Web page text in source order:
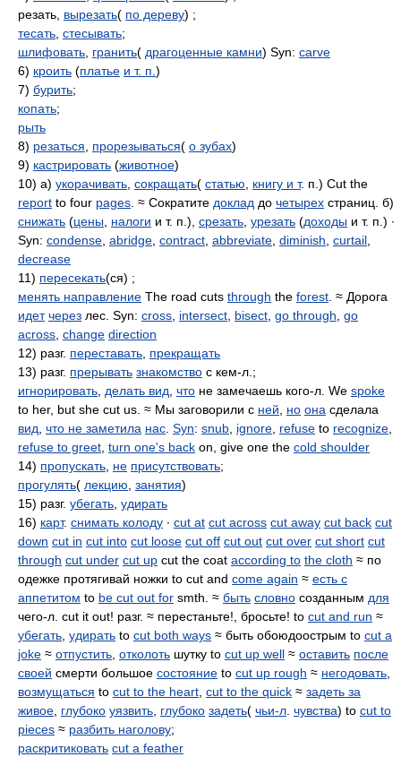
резать, вырезать( по дереву) ;
тесать стесывать;
шлифовать гранить( драгоценные камни) Syn: carve
6) кроить (платье и т. п. )
7) бурить;
копать;
рыть
8) резаться прорезываться( о зубах)
9) кастрировать (животное)
10) а) укорачивать сокращать( статью книгу и т. п.) Cut the
report to four pages . ≈ Сократите доклад до четырех страниц. б)
снижать (цены налоги и т. п.), срезать урезать (доходы и т. п.) ∙
Syn: condense abridge contract abbreviate diminish curtail
decrease
11) пересекать(ся) ;
менять направление The road cuts through the forest . ≈ Дорога
идет через лес. Syn: cross intersect bisect go through go
across change direction
12) разг. переставать прекращать
13) разг. прерывать знакомство с кем-л.;
игнорировать делать вид что не замечаешь кого-л. We spoke
to her, but she cut us. ≈ Мы заговорили с ней но она сделала
вид что не заметила нас Syn: snub ignore refuse to recognize
refuse to greet turn one's back on, give one the cold shoulder
14) пропускать не присутствовать;
прогулять( лекцию занятия)
15) разг. убегать удирать
16) карт. снимать колоду ∙ cut at cut across cut away cut back cut
down cut in cut into cut loose cut off cut out cut over cut short cut
through cut under cut up cut the coat according to the cloth ≈ по
одежке протягивай ножки to cut and come again ≈ есть с
аппетитом to be cut out for smth. ≈ быть словно созданным для
чего-л. cut it out! разг. ≈ перестаньте!, бросьте! to cut and run ≈
убегать удирать to cut both ways ≈ быть обоюдоострым to cut a
joke ≈ отпустить отколоть шутку to cut up well ≈ оставить после
своей смерти большое состояние to cut up rough ≈ негодовать
возмущаться to cut to the heart cut to the quick ≈ задеть за
живое глубоко уязвить глубоко задеть( чьи-л чувства) to cut to
pieces ≈ разбить наголову;
раскритиковать cut a feather